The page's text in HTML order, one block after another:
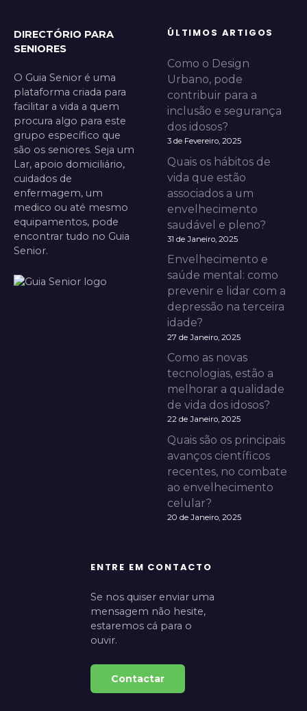
DIRECTÓRIO PARA
SENIORES
O Guia Senior é uma
plataforma criada para
facilitar a vida a quem
procura algo para este
grupo específico que
são os seniores. Seja um
Lar, apoio domiciliário,
cuidados de
enfermagem, um
medico ou até mesmo
equipamentos, pode
encontrar tudo no Guia
Senior.
ÚLTIMOS ARTIGOS
Como o Design
Urbano, pode
contribuir para a
inclusão e segurança
dos idosos?
3 de Fevereiro, 2025
Quais os hábitos de
vida que estão
associados a um
envelhecimento
saudável e pleno?
31 de Janeiro, 2025
Envelhecimento e
saúde mental: como
prevenir e lidar com a
depressão na terceira
idade?
27 de Janeiro, 2025
Como as novas
tecnologias, estão a
melhorar a qualidade
de vida dos idosos?
22 de Janeiro, 2025
Quais são os principais
avanços científicos
recentes, no combate
ao envelhecimento
celular?
20 de Janeiro, 2025
ENTRE EM CONTACTO
Se nos quiser enviar uma
mensagem não hesite,
estaremos cá para o
ouvir.
Contactar